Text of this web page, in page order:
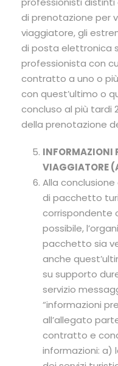
di prenotazione per
viaggiatore, gli
di posta elettronica
professionista con
contratto a uno o
con quest’ultimo o
concluso al più tardi
della prenotazione
INFORMAZIONI
VIAGGIATORE
Alla
di pacchetto
corrispondente
possibile,
pacchetto sia
anche
su supporto
servizio
“informazioni
all’allegato
contratto e
informazioni: a)